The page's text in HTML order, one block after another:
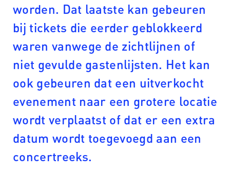
worden. Dat laatste kan gebeuren
bij tickets die eerder geblokkeerd
waren vanwege de zichtlijnen of
niet gevulde gastenlijsten. Het kan
ook gebeuren dat een uitverkocht
evenement naar een grotere locatie
wordt verplaatst of dat er een extra
datum wordt toegevoegd aan een
concertreeks.